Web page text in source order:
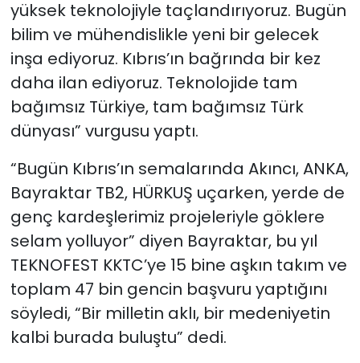
yüksek teknolojiyle taçlandırıyoruz. Bugün
bilim ve mühendislikle yeni bir gelecek
inşa ediyoruz. Kıbrıs’ın bağrında bir kez
daha ilan ediyoruz. Teknolojide tam
bağımsız Türkiye, tam bağımsız Türk
dünyası” vurgusu yaptı.
“Bugün Kıbrıs’ın semalarında Akıncı, ANKA,
Bayraktar TB2, HÜRKUŞ uçarken, yerde de
genç kardeşlerimiz projeleriyle göklere
selam yolluyor” diyen Bayraktar, bu yıl
TEKNOFEST KKTC’ye 15 bine aşkın takım ve
toplam 47 bin gencin başvuru yaptığını
söyledi, “Bir milletin aklı, bir medeniyetin
kalbi burada buluştu” dedi.